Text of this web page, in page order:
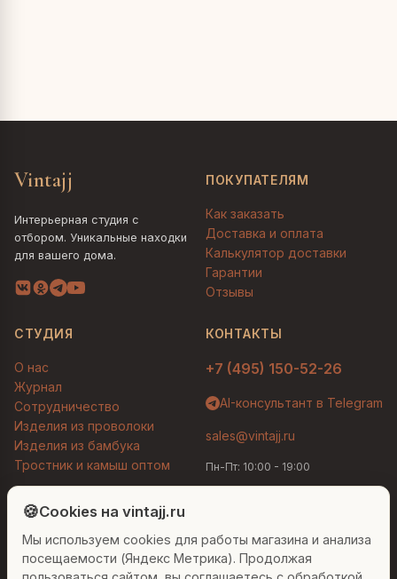
Vintajj
Интерьерная студия с
отбором. Уникальные находки
для вашего дома.
ПОКУПАТЕЛЯМ
Как заказать
Доставка и оплата
Калькулятор доставки
Гарантии
Отзывы
СТУДИЯ
О нас
Журнал
Сотрудничество
Изделия из проволоки
Изделия из бамбука
Тростник и камыш оптом
КОНТАКТЫ
+7 (495) 150-52-26
AI-консультант в Telegram
sales@vintajj.ru
Пн-Пт: 10:00 - 19:00
© 2026 Vintajj. Все права защищены.
Договор оферты
Политика конфиденциальности
Согласие на обработку ПДн
Настройки cookies
🍪Cookies на vintajj.ru
Мы используем cookies для работы магазина и анализа
посещаемости (Яндекс Метрика). Продолжая
Людмила
Привет! Я Людмила, ваш персональный
консультант по декору. Чем могу помочь?